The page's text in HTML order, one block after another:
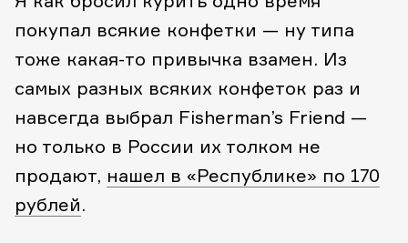
покупал всякие конфетки — ну типа
тоже какая-то привычка взамен. Из
самых разных всяких конфеток раз и
навсегда выбрал Fisherman’s Friend —
но только в России их толком не
продают, нашел в «Республике» по 170
рублей.